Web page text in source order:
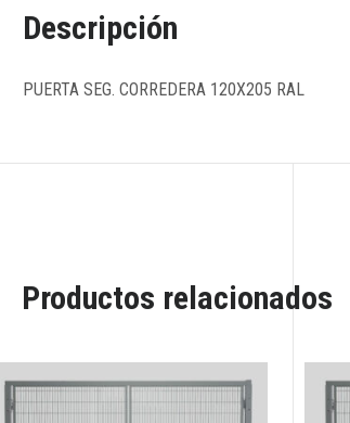
Descripción
PUERTA SEG. CORREDERA 120X205 RAL
Productos relacionados